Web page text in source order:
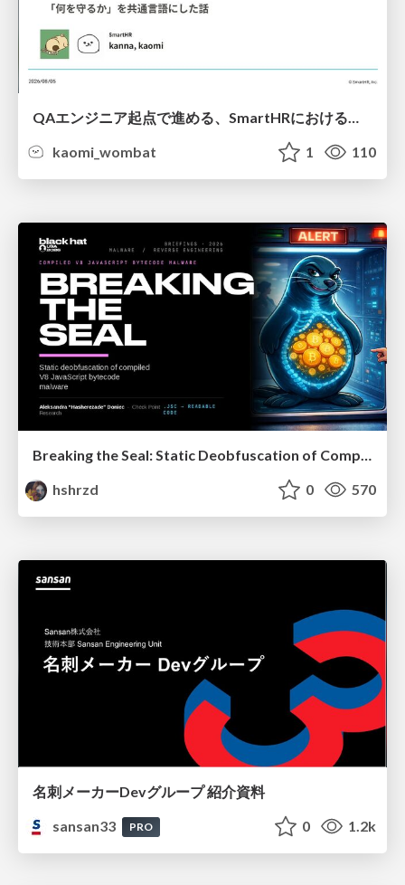
QAエンジニア起点で進める、SmartHRにおける信頼性向上について
kaomi_wombat
1 110
hshrzd
0 570
名刺メーカーDevグループ 紹介資料
sansan33
PRO 0 1.2k